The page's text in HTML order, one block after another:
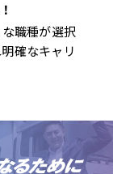
職種が選択
確なキャリ